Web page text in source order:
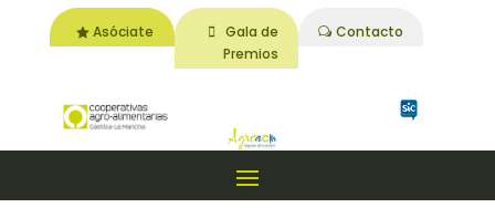
Asóciate
Gala de
Premios
Contacto